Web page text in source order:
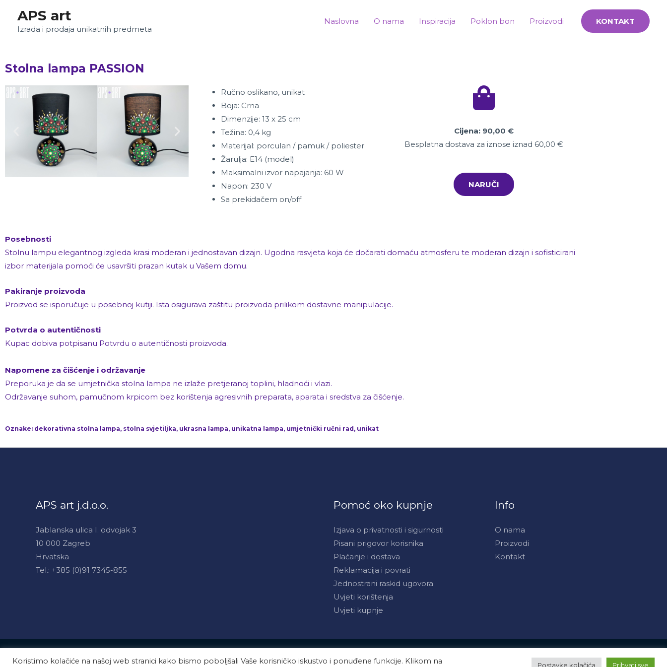
APS art
Izrada i prodaja unikatnih predmeta
Naslovna O nama Inspiracija Poklon bon Proizvodi KONTAKT
Stolna lampa PASSION
Ručno oslikano, unikat
Boja: Crna
Dimenzije: 13 x 25 cm
Težina: 0,4 kg
Materijal: porculan / pamuk / poliester
Žarulja: E14 (model)
Maksimalni izvor napajanja: 60 W
Napon: 230 V
Sa prekidačem on/off
Cijena: 90,00 €
Besplatna dostava za iznose iznad 60,00 €
NARUČI
Posebnosti
Stolnu lampu elegantnog izgleda krasi moderan i jednostavan dizajn. Ugodna rasvjeta koja će dočarati domaću atmosferu te moderan dizajn i sofisticirani
izbor materijala pomoći će usavršiti prazan kutak u Vašem domu.
Pakiranje proizvoda
Proizvod se isporučuje u posebnoj kutiji. Ista osigurava zaštitu proizvoda prilikom dostavne manipulacije.
Potvrda o autentičnosti
Kupac dobiva potpisanu Potvrdu o autentičnosti proizvoda.
Napomene za čišćenje i održavanje
Preporuka je da se umjetnička stolna lampa ne izlaže pretjeranoj toplini, hladnoći i vlazi.
Održavanje suhom, pamučnom krpicom bez korištenja agresivnih preparata, aparata i sredstva za čišćenje.
Oznake: dekorativna stolna lampa, stolna svjetiljka, ukrasna lampa, unikatna lampa, umjetnički ručni rad, unikat
APS art j.d.o.o.
Jablanska ulica I. odvojak 3
10 000 Zagreb
Hrvatska
Tel.: +385 (0)91 7345-855
Pomoć oko kupnje
Izjava o privatnosti i sigurnosti
Pisani prigovor korisnika
Plaćanje i dostava
Reklamacija i povrati
Jednostrani raskid ugovora
Uvjeti korištenja
Uvjeti kupnje
Info
O nama
Proizvodi
Kontakt
Copyright © 2026 APS art Powered by APS art
Koristimo kolačiće na našoj web stranici kako bismo poboljšali Vaše korisničko iskustvo i ponuđene funkcije. Klikom na
Postavke kolačića Prihvati sve